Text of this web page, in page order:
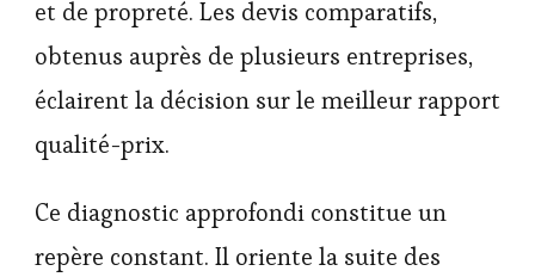
et de propreté. Les devis comparatifs,
obtenus auprès de plusieurs entreprises,
éclairent la décision sur le meilleur rapport
qualité-prix.
Ce diagnostic approfondi constitue un
repère constant. Il oriente la suite des